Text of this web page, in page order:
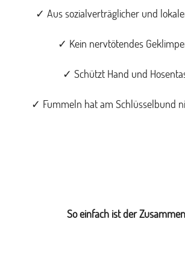
✓ Aus sozialverträglicher und
✓ Kein nervtötendes
✓ Schützt Hand und
✓ Fummeln hat am Schlüsselbund
So einfach ist der